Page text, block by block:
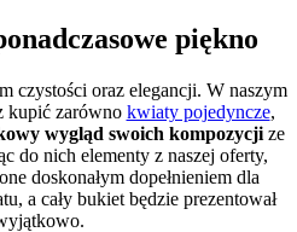
piękno
czystości oraz elegancji. W naszym
kupić zarówno kwiaty pojedyncze,
wygląd swoich kompozycji ze
do nich elementy z naszej oferty,
doskonałym dopełnieniem dla
a cały bukiet będzie prezentował